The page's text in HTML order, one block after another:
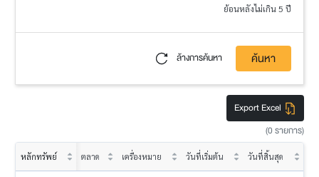
ย้อนหลังไม่เกิน 5 ปี
ล้างการค้นหา ค้นหา
Export Excel
(0 รายการ)
หลักทรัพย์ ตลาด เครื่องหมาย วันที่เริ่มต้น วันที่สิ้นสุด